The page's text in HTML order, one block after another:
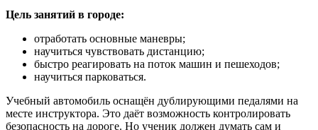
Цель занятий в городе:
отработать основные маневры;
научиться чувствовать дистанцию;
быстро реагировать на поток машин и пешеходов;
научиться парковаться.
Учебный автомобиль оснащён дублирующими педалями на
месте инструктора. Это даёт возможность контролировать
безопасность на дороге. Но ученик должен думать сам и